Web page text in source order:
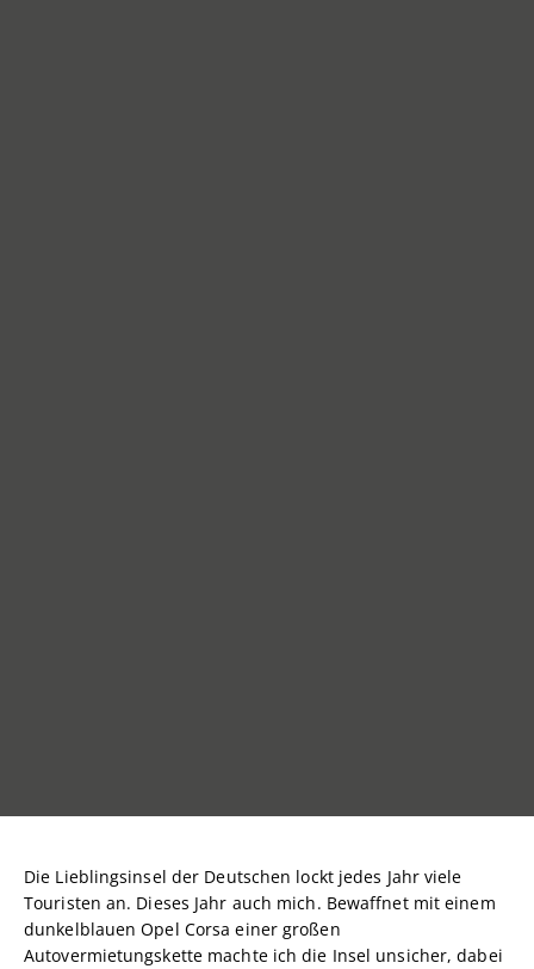
Die Lieblingsinsel der Deutschen lockt jedes Jahr viele
Touristen an. Dieses Jahr auch mich. Bewaffnet mit einem
dunkelblauen Opel Corsa einer großen
Autovermietungskette machte ich die Insel unsicher, dabei